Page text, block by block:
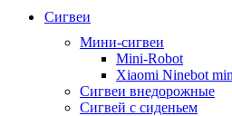
Сигвеи
Мини-сигвеи
Mini-Robot
Xiaomi Ninebot
Сигвеи внедорожные
Сигвей с сиденьем